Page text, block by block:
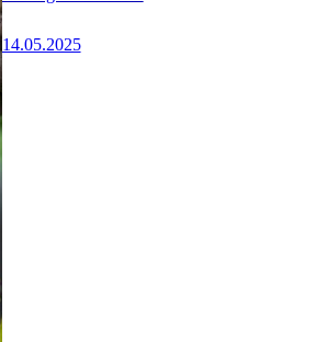
14.05.2025